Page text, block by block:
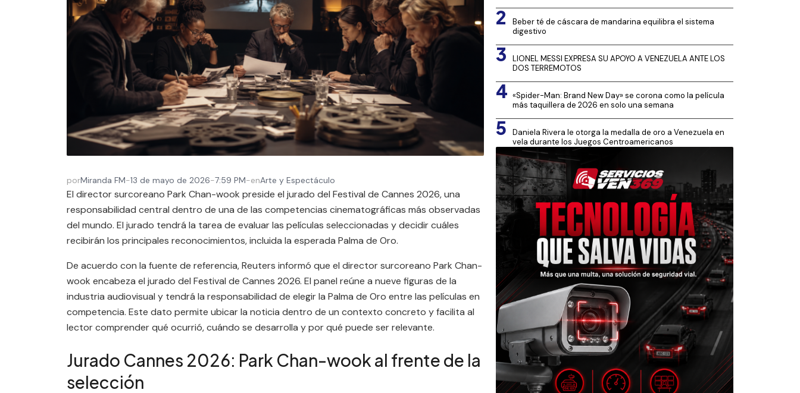
porMiranda FM-13 de mayo de 2026-7:59 PM-enArte y Espectáculo
El director surcoreano Park Chan-wook preside el jurado del Festival de Cannes 2026, una
responsabilidad central dentro de una de las competencias cinematográficas más observadas
del mundo. El jurado tendrá la tarea de evaluar las películas seleccionadas y decidir cuáles
recibirán los principales reconocimientos, incluida la esperada Palma de Oro.
De acuerdo con la fuente de referencia, Reuters informó que el director surcoreano Park Chan-
wook encabeza el jurado del Festival de Cannes 2026. El panel reúne a nueve figuras de la
industria audiovisual y tendrá la responsabilidad de elegir la Palma de Oro entre las películas en
competencia. Este dato permite ubicar la noticia dentro de un contexto concreto y facilita al
lector comprender qué ocurrió, cuándo se desarrolla y por qué puede ser relevante.
Jurado Cannes 2026: Park Chan-wook al frente de la
selección
2
Beber té de cáscara de mandarina equilibra el sistema
digestivo
3
LIONEL MESSI EXPRESA SU APOYO A VENEZUELA ANTE LOS
DOS TERREMOTOS
4 «Spider-Man: Brand New Day» se corona como la película
más taquillera de 2026 en solo una semana
5
Daniela Rivera le otorga la medalla de oro a Venezuela en
vela durante los Juegos Centroamericanos